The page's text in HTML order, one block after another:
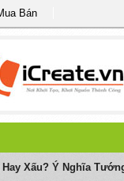
Bán
Xấu? Ý Nghĩa